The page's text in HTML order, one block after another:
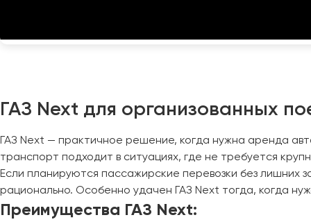
ГАЗ Next для организованных
ГАЗ Next — практичное решение, когда нужна аренда
транспорт подходит в ситуациях, где не требуется
Если планируются пассажирские перевозки без лишних
рационально. Особенно удачен ГАЗ Next тогда, когда
Преимущества ГАЗ Next:
Владивосток
Владикавказ
Владимир
Волгоград
Волжский